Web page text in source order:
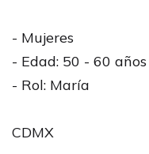
- Mujeres
- Edad: 50 - 60
- Rol: María
CDMX